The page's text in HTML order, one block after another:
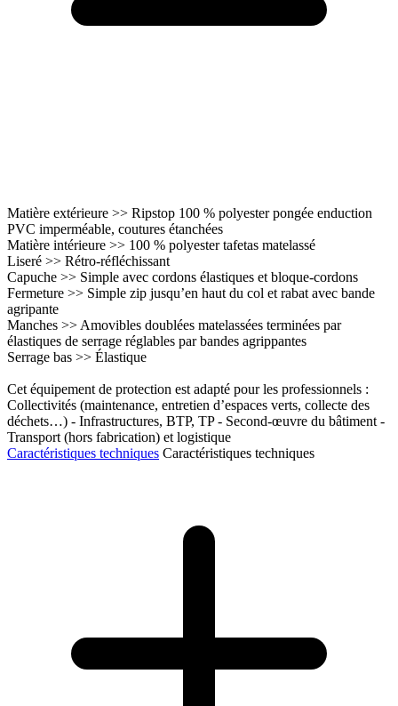
Matière extérieure >> Ripstop 100 % polyester pongée enduction
PVC imperméable, coutures étanchées
Matière intérieure >> 100 % polyester tafetas matelassé
Liseré >> Rétro-réfléchissant
Capuche >> Simple avec cordons élastiques et bloque-cordons
Fermeture >> Simple zip jusqu’en haut du col et rabat avec bande
agripante
Manches >> Amovibles doublées matelassées terminées par
élastiques de serrage réglables par bandes agrippantes
Serrage bas >> Élastique
Cet équipement de protection est adapté pour les professionnels :
Collectivités (maintenance, entretien d’espaces verts, collecte des
déchets…) - Infrastructures, BTP, TP - Second-œuvre du bâtiment -
Transport (hors fabrication) et logistique
Caractéristiques techniques Caractéristiques techniques